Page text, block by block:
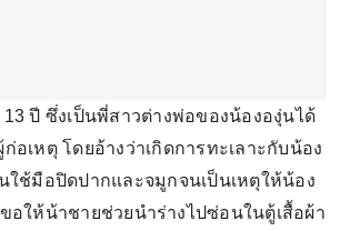
ปี ซึ่งเป็นพี่สาวต่างพ่อของน้ององุ่นได้
อเหตุ โดยอ้างว่าเกิดการทะเลาะกับน้อง
ใช้มือปิดปากและจมูกจนเป็นเหตุให้น้อง
อให้น้าชายช่วยนำร่างไปซ่อนในตู้เสื้อผ้า